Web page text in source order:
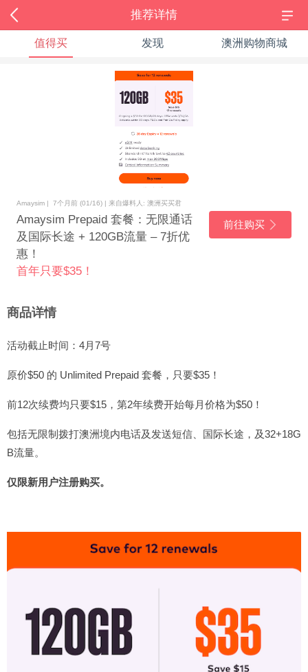
推荐详情
值得买 发现 澳洲购物商城
Amaysim | 7个月前 (01/16) | 来自爆料人: 澳洲买买君
Amaysim Prepaid 套餐：无限通话
及国际长途 + 120GB流量 – 7折优
惠！
首年只要$35！
前往购买
商品详情
活动截止时间：4月7号
原价$50 的 Unlimited Prepaid 套餐，只要$35！
前12次续费均只要$15，第2年续费开始每月价格为$50！
包括无限制拨打澳洲境内电话及发送短信、国际长途，及32+18G
B流量。
仅限新用户注册购买。